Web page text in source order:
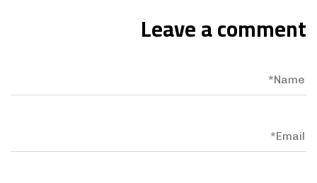
Leave a comment